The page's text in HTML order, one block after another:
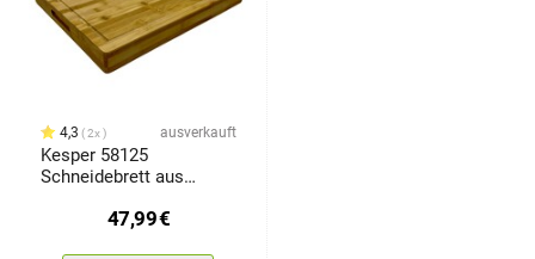
4,3 2x ausverkauft
Kesper 58125
Schneidebrett aus
47,99€